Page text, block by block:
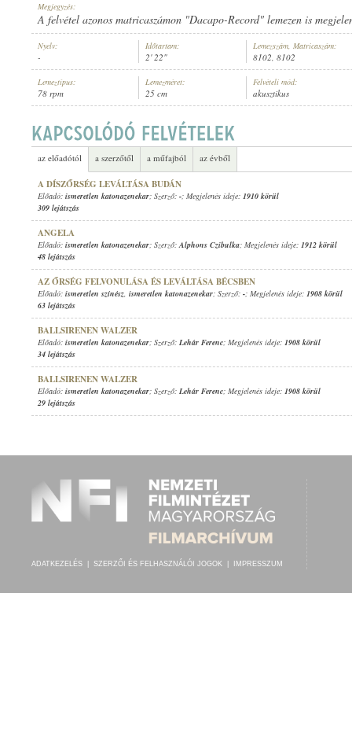
ISMERETLEN KATONAZENEKAR
LEMEZSZÁM:
Megjegyzés:
A felvétel azonos matricaszámon "Dacapo-Record" lemezen is
Nyelv:
-
Időtartam:
2' 22"
Lemezszám, Matricaszám:
8102, 8102
Lemeztípus:
78 rpm
Lemezméret:
25 cm
Felvételi mód:
akusztikus
az előadótól a szerzőtől a műfajból az évből
A DÍSZŐRSÉG LEVÁLTÁSA BUDÁN
Előadó: ismeretlen katonazenekar; Szerző: -; Megjelenés ideje: 1910 körül
309 lejátszás
ANGELA
Előadó: ismeretlen katonazenekar; Szerző:Alphons Czibulka; Megjelenés ideje: 1912 körül
48 lejátszás
AZ ŐRSÉG FELVONULÁSA ÉS LEVÁLTÁSA BÉCSBEN
Előadó: ismeretlen színész, ismeretlen katonazenekar; Szerző: -; Megjelenés ideje: 1908 körül
63 lejátszás
BALLSIRENEN WALZER
Előadó: ismeretlen katonazenekar; Szerző: Lehár Ferenc; Megjelenés ideje: 1908 körül
34 lejátszás
BALLSIRENEN WALZER
Előadó: ismeretlen katonazenekar; Szerző: Lehár Ferenc; Megjelenés ideje: 1908 körül
29 lejátszás
ADATKEZELÉS SZERZŐI ÉS FELHASZNÁLÓI JOGOK IMPRESSZUM